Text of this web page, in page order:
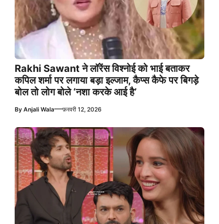
Rakhi Sawant ने लॉरेंस विश्नोई को भाई बताकर
कपिल शर्मा पर लगाया बड़ा इल्जाम, कैप्स कैफे पर बिगड़े
बोल तो लोग बोले ‘नशा करके आई है’
By Anjali Wala—फ़रवरी 12, 2026